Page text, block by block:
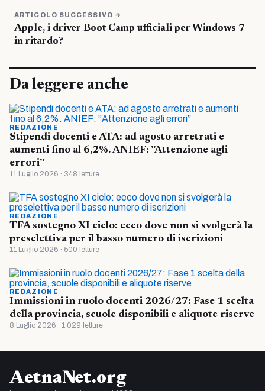
ARTICOLO SUCCESSIVO →
Apple, i driver Boot Camp ufficiali per Windows 7
in ritardo?
Da leggere anche
REDAZIONE
Stipendi docenti e ATA: ad agosto arretrati e
aumenti fino al 6,2%. ANIEF: ”Attenzione agli
errori”
11 Luglio 2026 · 348 letture
REDAZIONE
TFA sostegno XI ciclo: ecco dove non si svolgerà la
preselettiva per il basso numero di iscrizioni
11 Luglio 2026 · 500 letture
REDAZIONE
Immissioni in ruolo docenti 2026/27: Fase 1 scelta
della provincia, scuole disponibili e aliquote riserve
8 Luglio 2026 · 1.029 letture
AetnaNet.org